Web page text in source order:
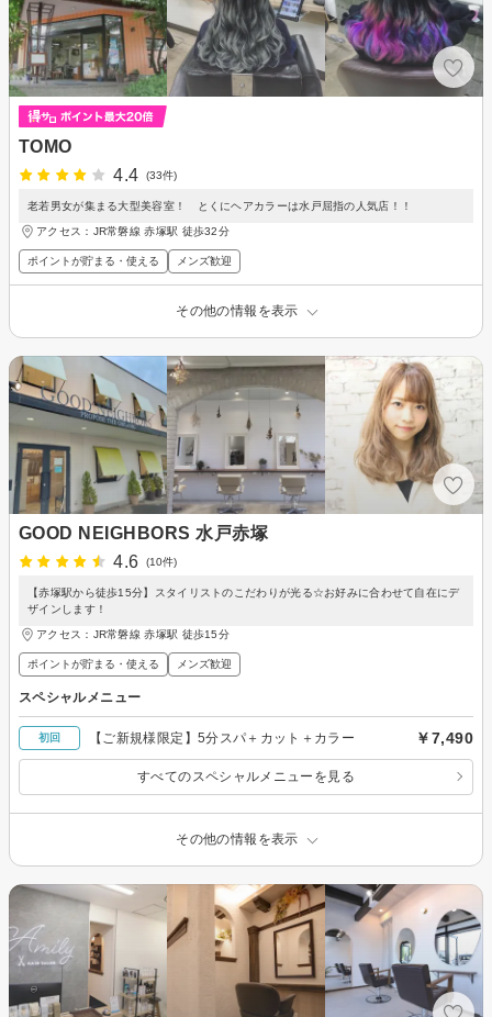
TOMO
4.4
(33件)
老若男女が集まる大型美容室！ とくにヘアカラーは水戸屈指の人気店！！
アクセス：JR常磐線 赤塚駅 徒歩32分
ポイントが貯まる・使える メンズ歓迎
その他の情報を表示
GOOD NEIGHBORS 水戸赤塚
4.6
(10件)
【赤塚駅から徒歩15分】スタイリストのこだわりが光る☆お好みに合わせて自在にデ
ザインします！
アクセス：JR常磐線 赤塚駅 徒歩15分
ポイントが貯まる・使える メンズ歓迎
スペシャルメニュー
初回 【ご新規様限定】5分スパ＋カット＋カラー ￥7,490
すべてのスペシャルメニューを見る
その他の情報を表示